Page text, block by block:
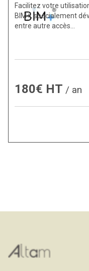
Facilitez votre
BIM+, spécialement
entre autre accès…
180€ HT / an